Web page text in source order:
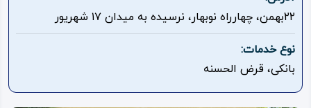
هدف
اقامتگاه
ویژه
۲۲بهمن، چهارراه نوبهار، نرسیده به میدان ۱۷ شهریور
نوع خدمات:
بانکی، قرض الحسنه